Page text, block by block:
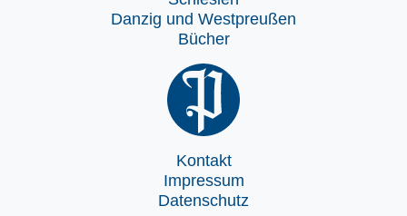
Danzig und Westpreußen
Bücher
Kontakt
Impressum
Datenschutz